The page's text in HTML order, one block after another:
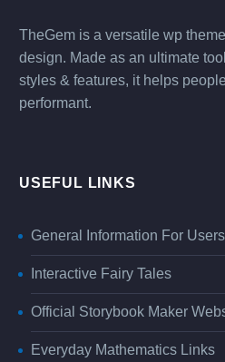
TheGem is a versatile wp
design. Made as an ultimate
styles & features, it helps
performant.
USEFUL LINKS
General Information For Users
Interactive Fairy Tales
Official Storybook Maker
Everyday Mathematics Links